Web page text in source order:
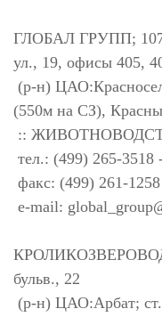
ГЛОБАЛ ГРУПП;
ул., 19, офисы 405,
(р-н)
(550м на СЗ),
::
тел.: (499) 265-3518
факс: (499) 261-1258
e-mail:
бульв., 22
(р-н) ЦАО:Арбат;